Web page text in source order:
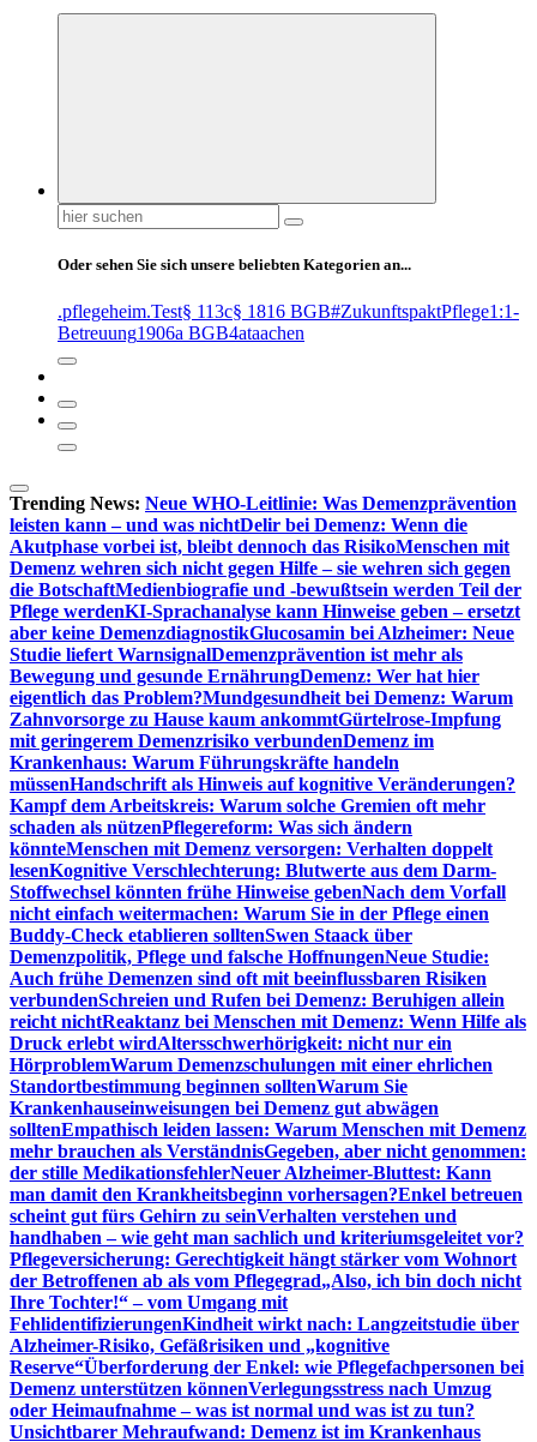
Suchen
nach:
Oder sehen Sie sich unsere beliebten Kategorien an...
.pflegeheim.Test§ 113c§ 1816 BGB#ZukunftspaktPflege1:1-
Betreuung1906a BGB4ataachen
Trending News: Neue WHO-Leitlinie: Was Demenzprävention
leisten kann – und was nichtDelir bei Demenz: Wenn die
Akutphase vorbei ist, bleibt dennoch das RisikoMenschen mit
Demenz wehren sich nicht gegen Hilfe – sie wehren sich gegen
die BotschaftMedienbiografie und -bewußtsein werden Teil der
Pflege werdenKI-Sprachanalyse kann Hinweise geben – ersetzt
aber keine DemenzdiagnostikGlucosamin bei Alzheimer: Neue
Studie liefert WarnsignalDemenzprävention ist mehr als
Bewegung und gesunde ErnährungDemenz: Wer hat hier
eigentlich das Problem?Mundgesundheit bei Demenz: Warum
Zahnvorsorge zu Hause kaum ankommtGürtelrose-Impfung
mit geringerem Demenzrisiko verbundenDemenz im
Krankenhaus: Warum Führungskräfte handeln
müssenHandschrift als Hinweis auf kognitive Veränderungen?
Kampf dem Arbeitskreis: Warum solche Gremien oft mehr
schaden als nützenPflegereform: Was sich ändern
könnteMenschen mit Demenz versorgen: Verhalten doppelt
lesenKognitive Verschlechterung: Blutwerte aus dem Darm-
Stoffwechsel könnten frühe Hinweise gebenNach dem Vorfall
nicht einfach weitermachen: Warum Sie in der Pflege einen
Buddy-Check etablieren solltenSwen Staack über
Demenzpolitik, Pflege und falsche HoffnungenNeue Studie:
Auch frühe Demenzen sind oft mit beeinflussbaren Risiken
verbundenSchreien und Rufen bei Demenz: Beruhigen allein
reicht nichtReaktanz bei Menschen mit Demenz: Wenn Hilfe als
Druck erlebt wirdAltersschwerhörigkeit: nicht nur ein
HörproblemWarum Demenzschulungen mit einer ehrlichen
Standortbestimmung beginnen solltenWarum Sie
Krankenhauseinweisungen bei Demenz gut abwägen
solltenEmpathisch leiden lassen: Warum Menschen mit Demenz
mehr brauchen als VerständnisGegeben, aber nicht genommen:
der stille MedikationsfehlerNeuer Alzheimer-Bluttest: Kann
man damit den Krankheitsbeginn vorhersagen?Enkel betreuen
scheint gut fürs Gehirn zu seinVerhalten verstehen und
handhaben – wie geht man sachlich und kriteriumsgeleitet vor?
Pflegeversicherung: Gerechtigkeit hängt stärker vom Wohnort
der Betroffenen ab als vom Pflegegrad„Also, ich bin doch nicht
Ihre Tochter!“ – vom Umgang mit
FehlidentifizierungenKindheit wirkt nach: Langzeitstudie über
Alzheimer-Risiko, Gefäßrisiken und „kognitive
Reserve“Überforderung der Enkel: wie Pflegefachpersonen bei
Demenz unterstützen könnenVerlegungsstress nach Umzug
oder Heimaufnahme – was ist normal und was ist zu tun?
Unsichtbarer Mehraufwand: Demenz ist im Krankenhaus